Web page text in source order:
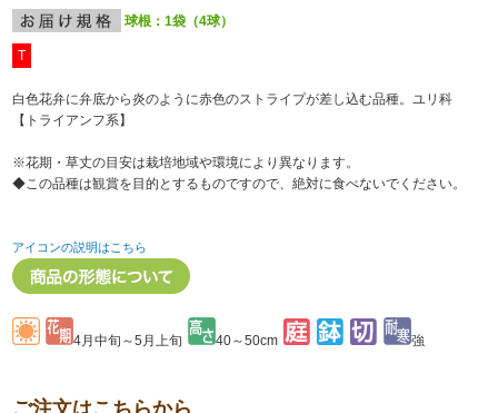
球根：1袋（4球）
T
白色花弁に弁底から炎のように赤色のストライプが差し込む品種。ユリ科
【トライアンフ系】
※花期・草丈の目安は栽培地域や環境により異なります。
◆この品種は観賞を目的とするものですので、絶対に食べないでください。
アイコンの説明はこちら
4月中旬～5月上旬 40～50cm 強